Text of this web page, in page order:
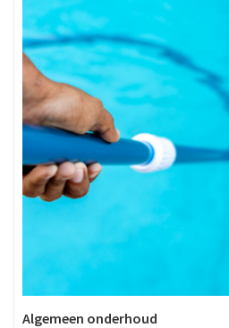
Algemeen onderhoud